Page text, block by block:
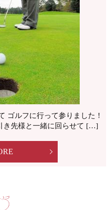
ゴルフに行って参りました！
き先様と一緒に回らせて […]